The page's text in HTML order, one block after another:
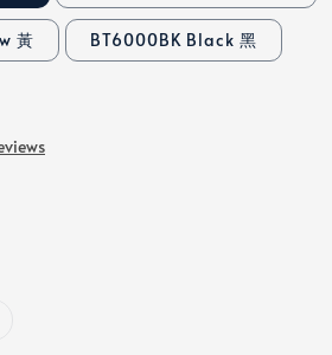
黃 BT6000BK Black 黑